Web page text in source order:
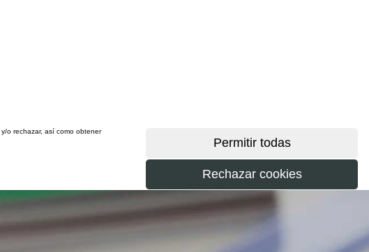
, y/o rechazar, así como obtener